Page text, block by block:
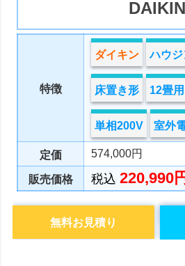
DAIKIN
特徴
ダイキン ハウ
床置き形 12畳用
単相200V 室外
定価 574,000円
販売価格 税込220,990
無料お見積り